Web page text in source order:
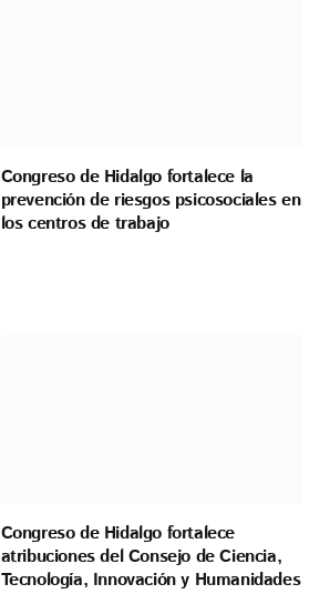
Congreso de Hidalgo fortalece la
prevención de riesgos psicosociales en
los centros de trabajo
Congreso de Hidalgo fortalece
atribuciones del Consejo de Ciencia,
Tecnología, Innovación y Humanidades